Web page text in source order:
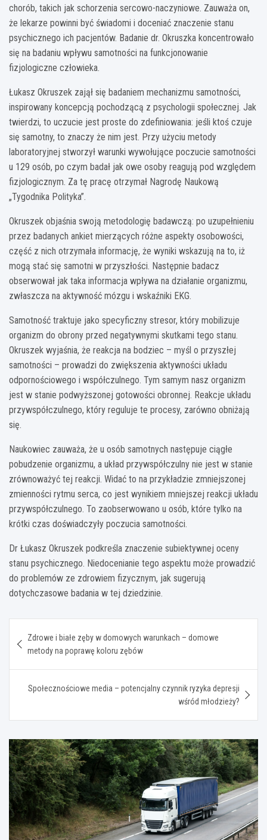
chorób, takich jak schorzenia sercowo-naczyniowe. Zauważa on,
że lekarze powinni być świadomi i doceniać znaczenie stanu
psychicznego ich pacjentów. Badanie dr. Okruszka koncentrowało
się na badaniu wpływu samotności na funkcjonowanie
fizjologiczne człowieka.
Łukasz Okruszek zajął się badaniem mechanizmu samotności,
inspirowany koncepcją pochodzącą z psychologii społecznej. Jak
twierdzi, to uczucie jest proste do zdefiniowania: jeśli ktoś czuje
się samotny, to znaczy że nim jest. Przy użyciu metody
laboratoryjnej stworzył warunki wywołujące poczucie samotności
u 129 osób, po czym badał jak owe osoby reagują pod względem
fizjologicznym. Za tę pracę otrzymał Nagrodę Naukową
„Tygodnika Polityka”.
Okruszek objaśnia swoją metodologię badawczą: po uzupełnieniu
przez badanych ankiet mierzących różne aspekty osobowości,
część z nich otrzymała informację, że wyniki wskazują na to, iż
mogą stać się samotni w przyszłości. Następnie badacz
obserwował jak taka informacja wpływa na działanie organizmu,
zwłaszcza na aktywność mózgu i wskaźniki EKG.
Samotność traktuje jako specyficzny stresor, który mobilizuje
organizm do obrony przed negatywnymi skutkami tego stanu.
Okruszek wyjaśnia, że reakcja na bodziec – myśl o przyszłej
samotności – prowadzi do zwiększenia aktywności układu
odpornościowego i współczulnego. Tym samym nasz organizm
jest w stanie podwyższonej gotowości obronnej. Reakcje układu
przywspółczulnego, który reguluje te procesy, zarówno obniżają
się.
Naukowiec zauważa, że u osób samotnych następuje ciągłe
pobudzenie organizmu, a układ przywspółczulny nie jest w stanie
zrównoważyć tej reakcji. Widać to na przykładzie zmniejszonej
zmienności rytmu serca, co jest wynikiem mniejszej reakcji układu
przywspółczulnego. To zaobserwowano u osób, które tylko na
krótki czas doświadczyły poczucia samotności.
Dr Łukasz Okruszek podkreśla znaczenie subiektywnej oceny
stanu psychicznego. Niedocenianie tego aspektu może prowadzić
do problemów ze zdrowiem fizycznym, jak sugerują
dotychczasowe badania w tej dziedzinie.
wpisu
Zdrowe i białe zęby w domowych warunkach – domowe
metody na poprawę koloru zębów
Społecznościowe media – potencjalny czynnik ryzyka depresji
wśród młodzieży?